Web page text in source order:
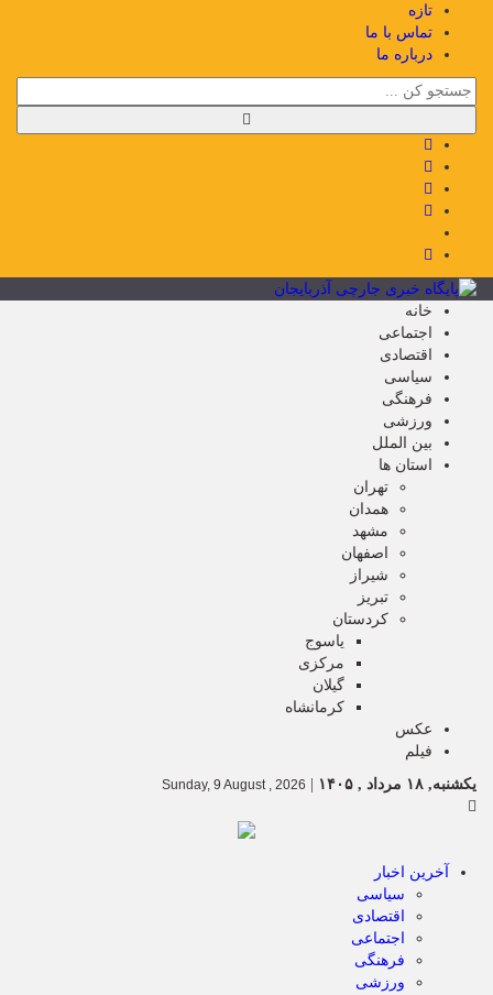
تازه
تماس با ما
درباره ما
خانه
اجتماعی
اقتصادی
سیاسی
فرهنگی
ورزشی
بین الملل
استان ها
تهران
همدان
مشهد
اصفهان
شیراز
تبریز
کردستان
یاسوج
مرکزی
گیلان
کرمانشاه
عکس
فیلم
یکشنبه, ۱۸ مرداد , ۱۴۰۵
Sunday, 9 August , 2026
آخرین اخبار
سیاسی
اقتصادی
اجتماعی
فرهنگی
ورزشی